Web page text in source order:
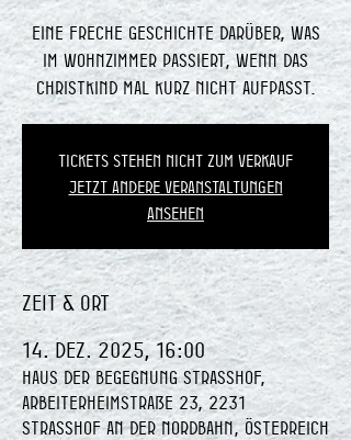
Eine freche Geschichte darüber, was
im Wohnzimmer passiert, wenn das
Christkind mal kurz nicht aufpasst.
Tickets stehen nicht zum Verkauf
Jetzt andere Veranstaltungen
ansehen
Zeit & Ort
14. Dez. 2025, 16:00
Haus der Begegnung Strasshof,
Arbeiterheimstraße 23, 2231
Strasshof an der Nordbahn, Österreich